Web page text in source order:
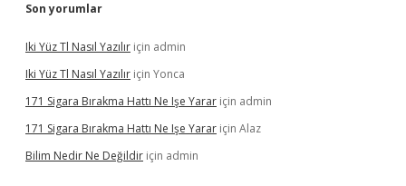
Son yorumlar
Iki Yüz Tl Nasıl Yazılır için admin
Iki Yüz Tl Nasıl Yazılır için Yonca
171 Sigara Bırakma Hattı Ne Işe Yarar için admin
171 Sigara Bırakma Hattı Ne Işe Yarar için Alaz
Bilim Nedir Ne Değildir için admin